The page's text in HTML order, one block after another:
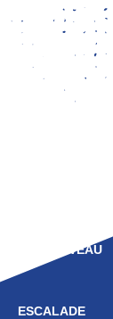
HAUT NIVEAU
ESCALADE